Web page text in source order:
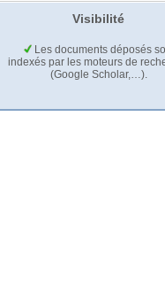
Visibilité
Les documents déposés
indexés par les moteurs de
(Google Scholar,…).